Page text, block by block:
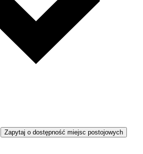
Zapytaj o dostępność miejsc postojowych